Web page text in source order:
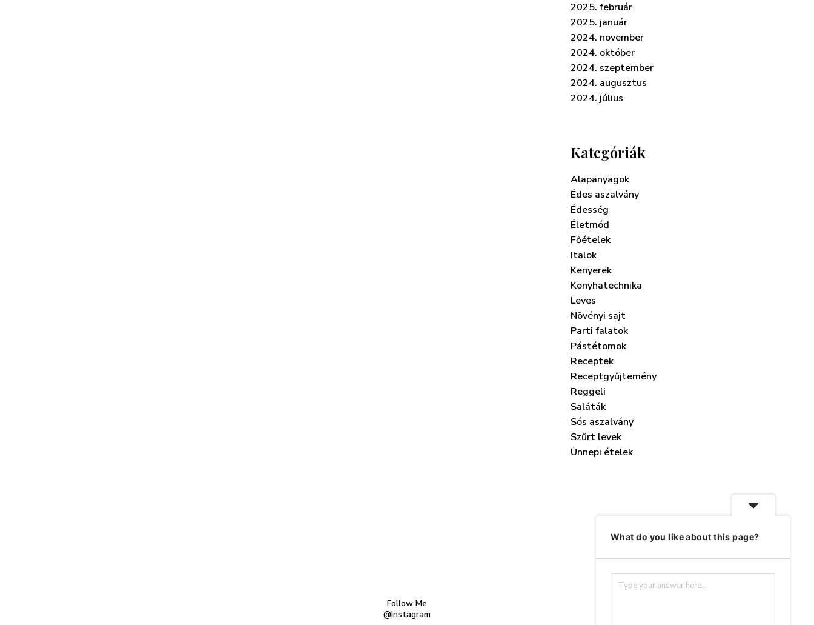
2025. február
2025. január
2024. november
2024. október
2024. szeptember
2024. augusztus
2024. július
Kategóriák
Alapanyagok
Édes aszalvány
Édesség
Életmód
Főételek
Italok
Kenyerek
Konyhatechnika
Leves
Növényi sajt
Parti falatok
Pástétomok
Receptek
Receptgyűjtemény
Reggeli
Saláták
Sós aszalvány
Szűrt levek
Ünnepi ételek
Follow Me
@Instagram
What do you like about this page?